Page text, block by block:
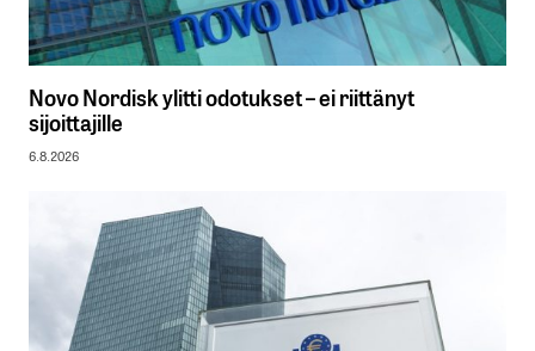
Novo Nordisk ylitti odotukset – ei riittänyt
sijoittajille
6.8.2026